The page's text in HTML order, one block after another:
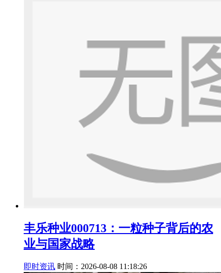
丰乐种业000713：一粒种子背后的农
业与国家战略
即时资讯 时间：2026-08-08 11:18:26